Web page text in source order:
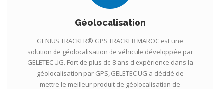
Géolocalisation
GENIUS TRACKER® GPS TRACKER MAROC est une
solution de géolocalisation de véhicule développée par
GELETEC UG. Fort de plus de 8 ans d'expérience dans la
géolocalisation par GPS, GELETEC UG a décidé de
mettre le meilleur produit de géolocalisation de